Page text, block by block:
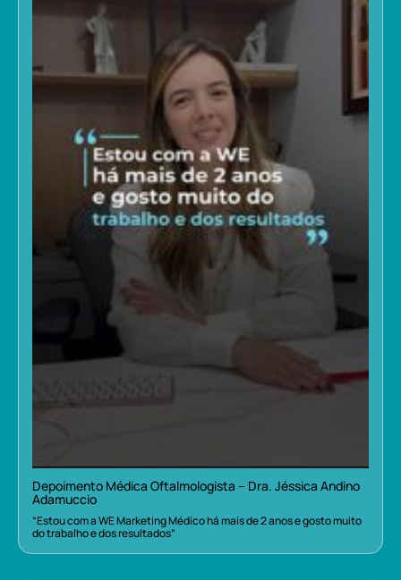
Depoimento Médica Oftalmologista – Dra. Jéssica Andino
Adamuccio
“Estou com a WE Marketing Médico há mais de 2 anos e gosto muito
do trabalho e dos resultados”